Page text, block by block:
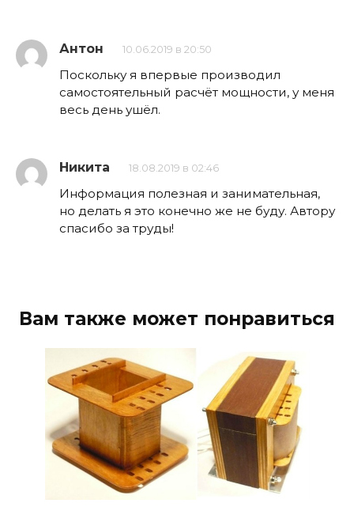
Антон 10.06.2019 в 20:50
Поскольку я впервые производил
самостоятельный расчёт мощности, у меня
весь день ушёл.
Никита 18.08.2019 в 02:46
Информация полезная и занимательная,
но делать я это конечно же не буду. Автору
спасибо за труды!
Вам также может понравиться